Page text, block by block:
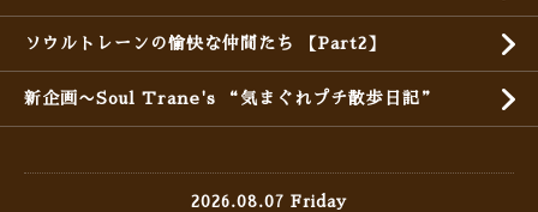
ソウルトレーンの愉快な仲間たち 【Part2】
新企画〜Soul Trane's “気まぐれプチ散歩日記”
2026.08.07 Friday